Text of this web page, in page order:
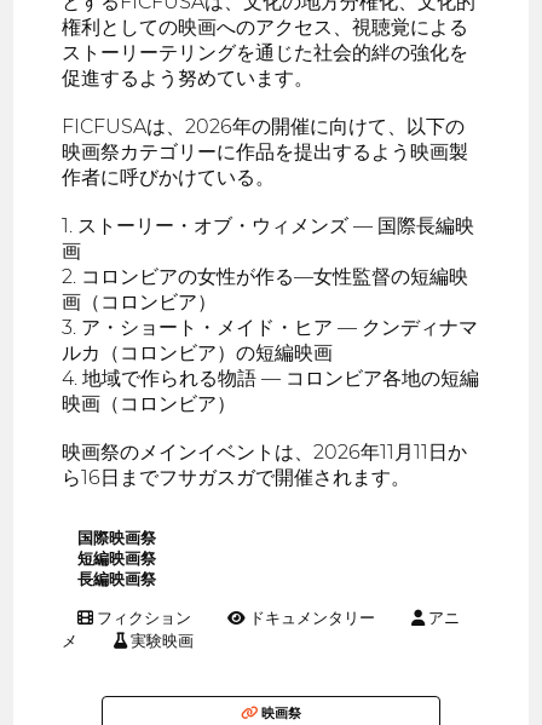
権利としての映画へのアクセス、視聴覚による
ストーリーテリングを通じた社会的絆の強化を
促進するよう努めています。
FICFUSAは、2026年の開催に向けて、以下の
映画祭カテゴリーに作品を提出するよう映画製
作者に呼びかけている。
1. ストーリー・オブ・ウィメンズ — 国際長編映
画
2. コロンビアの女性が作る—女性監督の短編映
画（コロンビア）
3. ア・ショート・メイド・ヒア — クンディナマ
ルカ（コロンビア）の短編映画
4. 地域で作られる物語 — コロンビア各地の短編
映画（コロンビア）
映画祭のメインイベントは、2026年11月11日か
ら16日までフサガスガで開催されます。
国際映画祭
短編映画祭
長編映画祭
フィクション ドキュメンタリー
アニ
メ
実験映画
映画祭